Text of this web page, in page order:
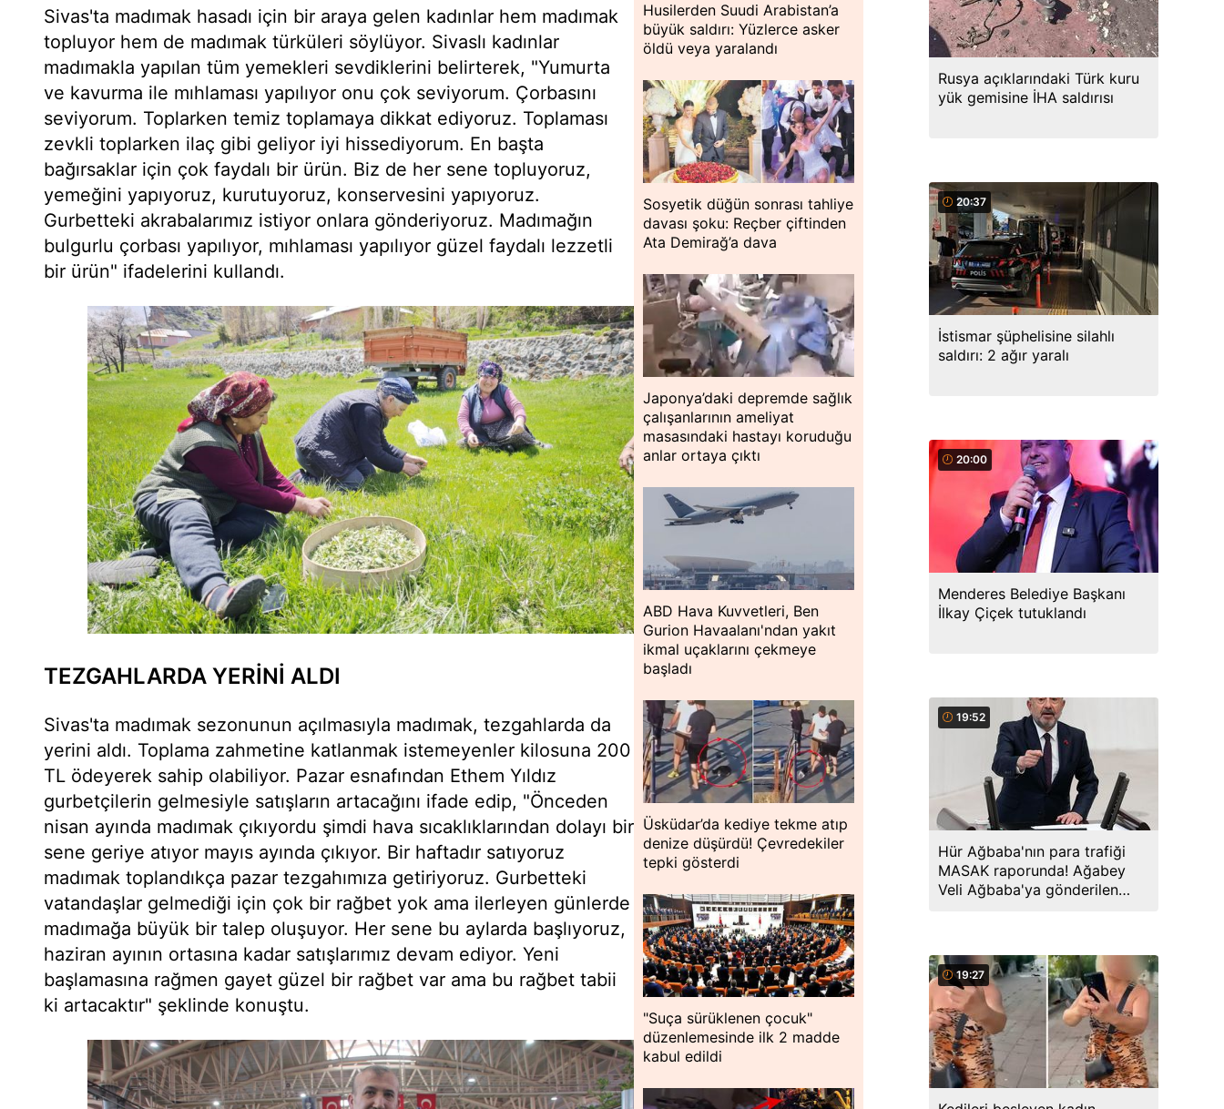
Sivas'ta madımak hasadı için bir araya gelen kadınlar hem madımak
topluyor hem de madımak türküleri söylüyor. Sivaslı kadınlar
madımakla yapılan tüm yemekleri sevdiklerini belirterek, "Yumurta
ve kavurma ile mıhlaması yapılıyor onu çok seviyorum. Çorbasını
seviyorum. Toplarken temiz toplamaya dikkat ediyoruz. Toplaması
zevkli toplarken ilaç gibi geliyor iyi hissediyorum. En başta
bağırsaklar için çok faydalı bir ürün. Biz de her sene topluyoruz,
yemeğini yapıyoruz, kurutuyoruz, konservesini yapıyoruz.
Gurbetteki akrabalarımız istiyor onlara gönderiyoruz. Madımağın
bulgurlu çorbası yapılıyor, mıhlaması yapılıyor güzel faydalı lezzetli
bir ürün" ifadelerini kullandı.
TEZGAHLARDA YERİNİ ALDI
Sivas'ta madımak sezonunun açılmasıyla madımak, tezgahlarda da
yerini aldı. Toplama zahmetine katlanmak istemeyenler kilosuna 200
TL ödeyerek sahip olabiliyor. Pazar esnafından Ethem Yıldız
gurbetçilerin gelmesiyle satışların artacağını ifade edip, "Önceden
nisan ayında madımak çıkıyordu şimdi hava sıcaklıklarından dolayı bir
sene geriye atıyor mayıs ayında çıkıyor. Bir haftadır satıyoruz
madımak toplandıkça pazar tezgahımıza getiriyoruz. Gurbetteki
vatandaşlar gelmediği için çok bir rağbet yok ama ilerleyen günlerde
madımağa büyük bir talep oluşuyor. Her sene bu aylarda başlıyoruz,
haziran ayının ortasına kadar satışlarımız devam ediyor. Yeni
başlamasına rağmen gayet güzel bir rağbet var ama bu rağbet tabii
ki artacaktır" şeklinde konuştu.
Husilerden Suudi Arabistan’a
büyük saldırı: Yüzlerce asker
öldü veya yaralandı
Sosyetik düğün sonrası tahliye
davası şoku: Reçber çiftinden
Ata Demirağ’a dava
Japonya’daki depremde sağlık
çalışanlarının ameliyat
masasındaki hastayı koruduğu
anlar ortaya çıktı
ABD Hava Kuvvetleri, Ben
Gurion Havaalanı'ndan yakıt
ikmal uçaklarını çekmeye
başladı
Üsküdar’da kediye tekme atıp
denize düşürdü! Çevredekiler
tepki gösterdi
"Suça sürüklenen çocuk"
düzenlemesinde ilk 2 madde
kabul edildi
Rusya açıklarındaki Türk kuru
yük gemisine İHA saldırısı
20:37
İstismar şüphelisine silahlı
saldırı: 2 ağır yaralı
20:00
Menderes Belediye Başkanı
İlkay Çiçek tutuklandı
19:52
Hür Ağbaba'nın para trafiği
MASAK raporunda! Ağabey
Veli Ağbaba'ya gönderilen
19:27